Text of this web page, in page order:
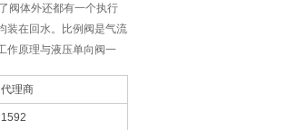
阀体外还都有一个执行
装在回水。比例阀是气流
作原理与液压单向阀一
代理商
1592